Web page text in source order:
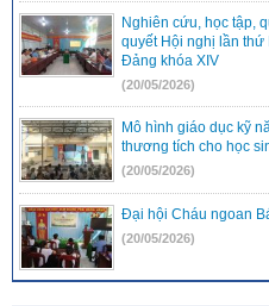
Nghiên cứu, học tập,
quyết Hội nghị lần
Đảng khóa XIV
(20/05/2026)
Mô hình giáo dục kỹ
thương tích cho học
(20/05/2026)
Đại hội Cháu ngoan
(20/05/2026)
TRAO QUÀ CHO